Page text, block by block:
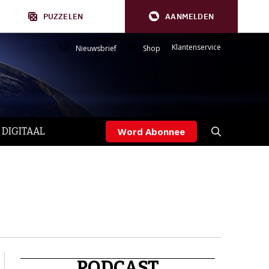
PUZZELEN AANMELDEN
Nieuwsbrief Shop Klantenservice
DIGITAAL Word Abonnee